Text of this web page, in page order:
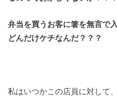
弁当を買うお客に箸を無言で
どんだけケチなんだ？？？
私はいつかこの店員に対して、